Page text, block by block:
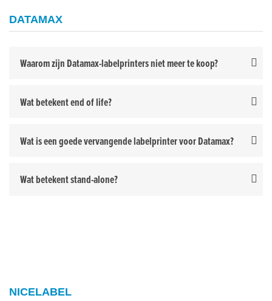
DATAMAX
Waarom zijn Datamax-labelprinters niet meer te koop?
Wat betekent end of life?
Wat is een goede vervangende labelprinter voor Datamax?
Wat betekent stand-alone?
NICELABEL